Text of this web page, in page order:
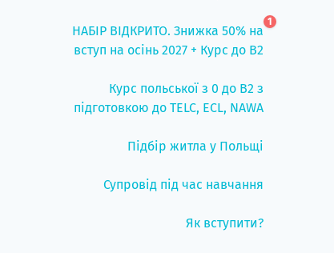
НАБІР ВІДКРИТО. Знижка 50% на
вступ на осінь 2027 + Курс до B2
1
Курс польської з 0 до B2 з
підготовкою до TELC, ECL, NAWA
Підбір житла у Польщі
Супровід під час навчання
Як вступити?